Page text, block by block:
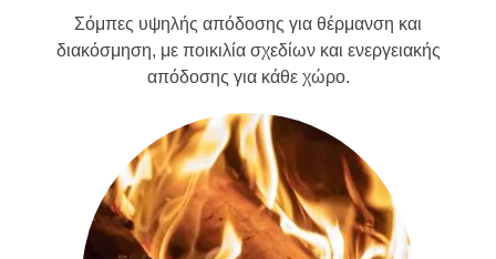
Σόμπες υψηλής απόδοσης για θέρμανση και
διακόσμηση, με ποικιλία σχεδίων και ενεργειακής
απόδοσης για κάθε χώρο.